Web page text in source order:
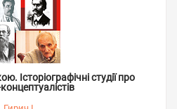
Історіографічні студії про